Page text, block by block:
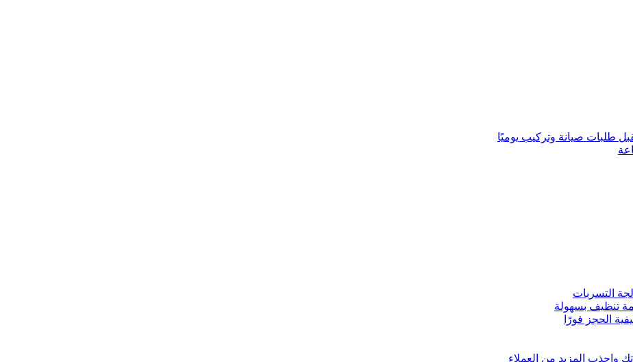
طلبات صيانة وتركيب يوميًا
التسربات
تنظيف بسهولة
الحجز فورًا
المزيد من العملاء